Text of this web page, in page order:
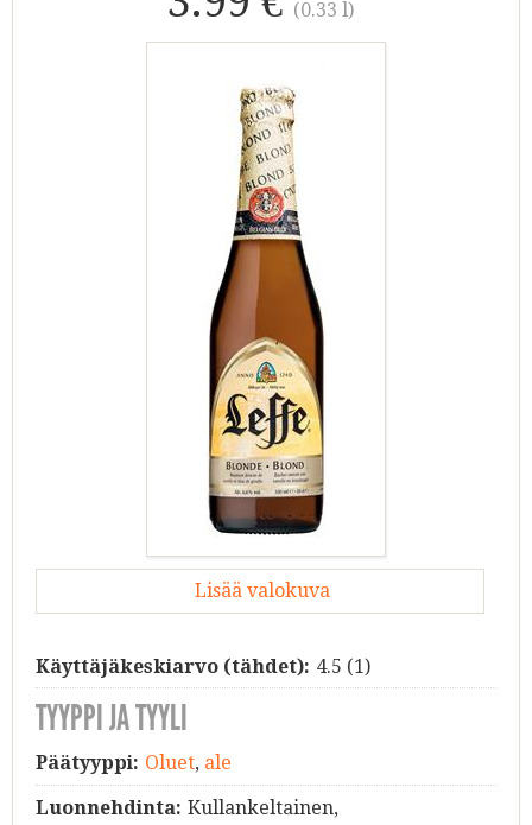
(0.33 l)
Lisää valokuva
Käyttäjäkeskiarvo (tähdet): 4.5 (1)
TYYPPI JA TYYLI
Päätyyppi: Oluet, ale
Luonnehdinta: Kullankeltainen,